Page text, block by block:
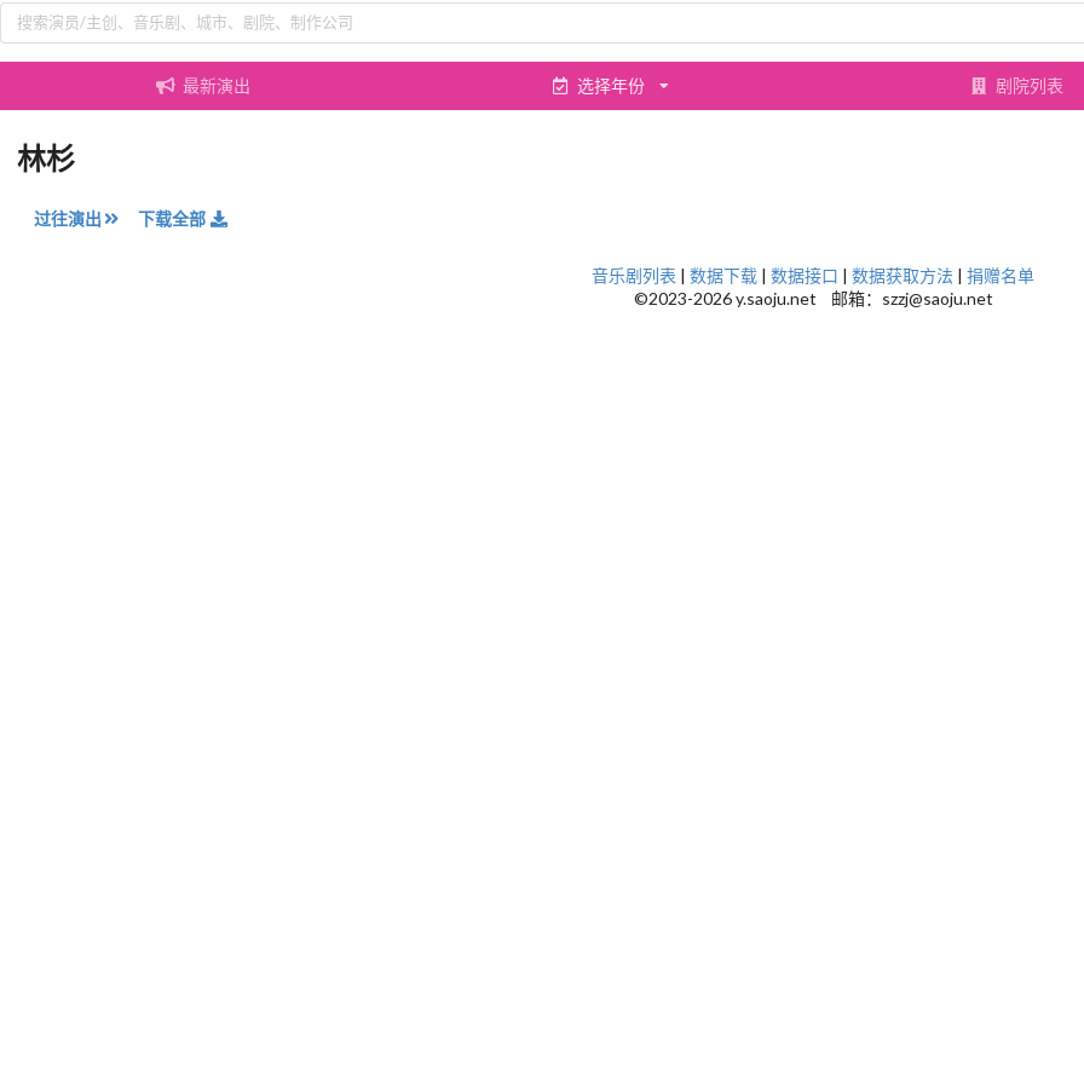
最新演出 选择年份 剧院列表
林杉
过往演出 下载全部
音乐剧列表 | 数据下载 | 数据接口 | 数据获取方法 | 捐赠名单
©2023-2026 y.saoju.net 邮箱：szzj@saoju.net